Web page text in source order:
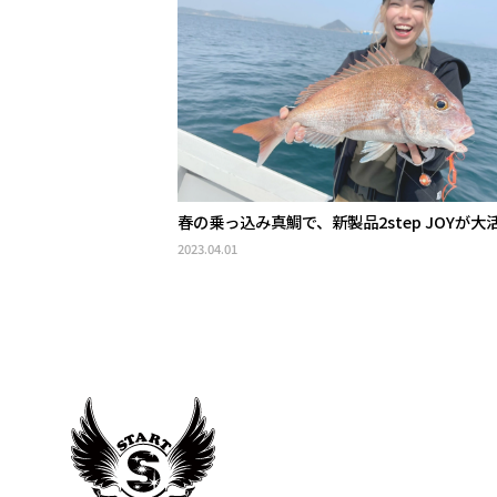
春の乗っ込み真鯛で、新製品2step JOYが大
2023.04.01